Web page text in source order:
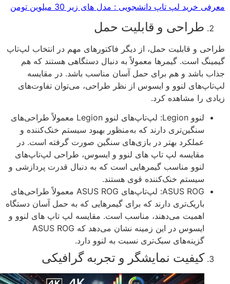
خرید لپ تاپ دانشجویی : مدل های زیر 30 میلوین تومن
طراحی و قابلیت حمل
و قابلیت حمل، از دیگر فاکتورهای مهم در انتخاب لپ‌تاپ
است. گیمرها معمولاً به دنبال دستگاهی هستند که هم
باشد و هم برای حمل آسان مناسب باشد. در مقایسه
لنوو و ایسوس از نظر طراحی، می‌توان تفاوت‌های
را مشاهده کرد.
لنوو Legion: لپ‌تاپ‌های لنوو Legion معمولاً طراحی‌های
سنگین‌تری دارند که به‌منظور بهبود سیستم خنک‌کننده و
عملکرد بهتر در بازی‌های سنگین صورت گرفته است. در
مقایسه لپ تاپ های لنوو و ایسوس، طراحی لپ‌تاپ‌های
لنوو مناسب گیمرهایی است که به دنبال قدرت پردازشی و
سیستم خنک‌کننده قوی هستند.
ASUS ROG: لپ‌تاپ‌های ASUS ROG معمولاً طراحی‌های
باریک‌تری دارند که برای گیمرهایی که به حمل آسان دستگاه
اهمیت می‌دهند، مناسب است. مقایسه لپ تاپ های لنوو و
ایسوس در این زمینه نشان می‌دهد که ASUS ROG
گزینه‌های سبک‌تری نسبت به لنوو دارد.
کیفیت نمایشگر و تجربه گرافیکی